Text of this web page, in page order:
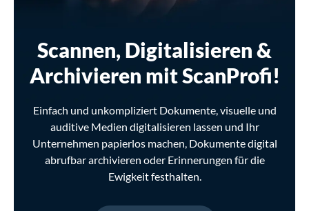
Scannen, Digitalisieren &
Archivieren mit ScanProfi!
Einfach und unkompliziert Dokumente, visuelle und
auditive Medien digitalisieren lassen und Ihr
Unternehmen papierlos machen, Dokumente digital
abrufbar archivieren oder Erinnerungen für die
Ewigkeit festhalten.